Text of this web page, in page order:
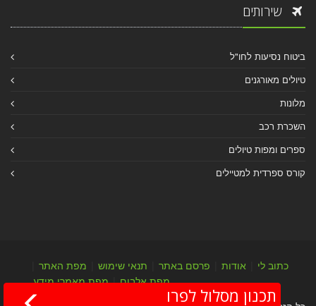
שירותים
ביטוח נסיעות לחו"ל
טיולים מאורגנים
מלונות
השכרת רכב
ספרים ומפות טיולים
קורס ספרדית למטיילים
כתוב לי אודות פרסם באתר תנאי שימוש מפת האתר
מפת אלבום|מפת מאמרי מידע
תכנון מסלול לפרו